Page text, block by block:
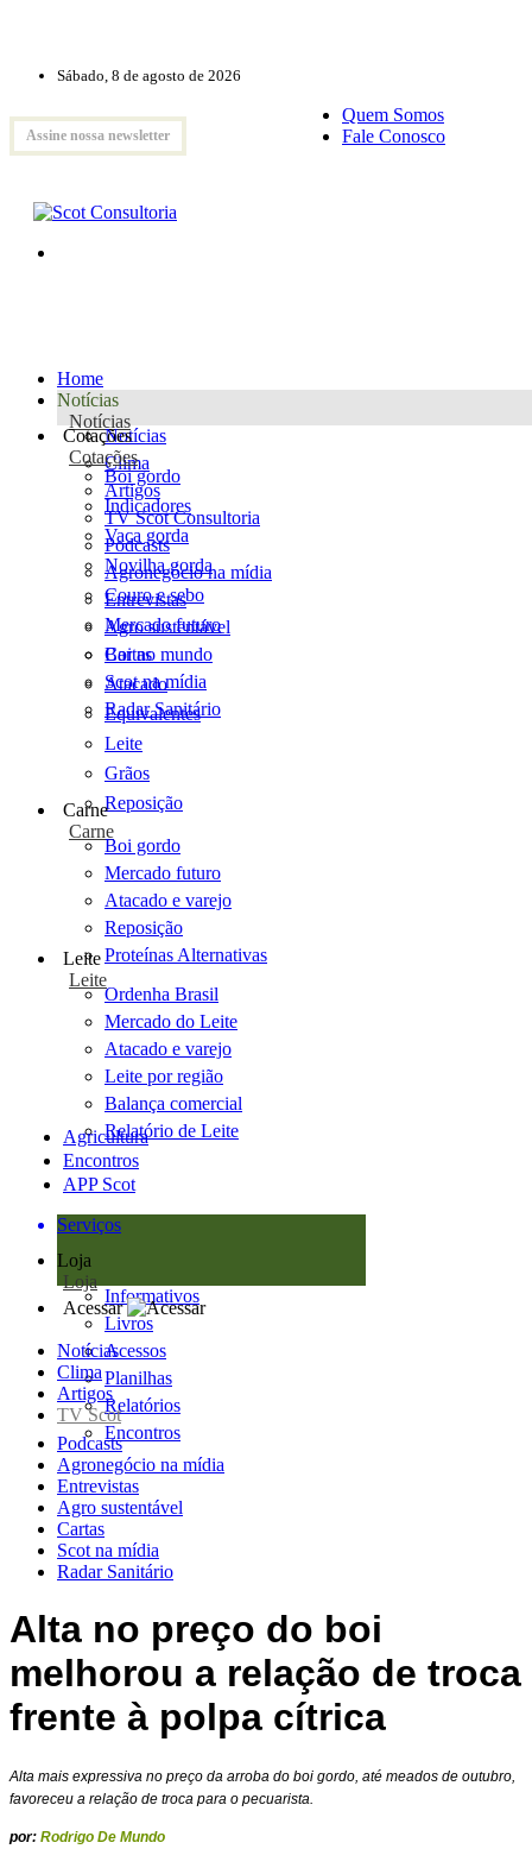
Sábado, 8 de agosto de 2026
Assine nossa newsletter
Quem Somos
Fale Conosco
Home
Notícias
Notícias
Notícias
Clima
Artigos
TV Scot Consultoria
Podcasts
Agronegócio na mídia
Entrevistas
Agro sustentável
Cartas
Scot na mídia
Radar Sanitário
Cotações
Cotações
Boi gordo
Indicadores
Vaca gorda
Novilha gorda
Couro e sebo
Mercado futuro
Boi no mundo
Atacado
Equivalentes
Leite
Grãos
Reposição
Carne
Carne
Boi gordo
Mercado futuro
Atacado e varejo
Reposição
Proteínas Alternativas
Leite
Leite
Ordenha Brasil
Mercado do Leite
Atacado e varejo
Leite por região
Balança comercial
Relatório de Leite
Agricultura
Encontros
APP Scot
Serviços
Loja
Loja
Informativos
Livros
Acessos
Planilhas
Relatórios
Encontros
Acessar
Notícias
Clima
Artigos
TV Scot
Podcasts
Agronegócio na mídia
Entrevistas
Agro sustentável
Cartas
Scot na mídia
Radar Sanitário
Alta no preço do boi
melhorou a relação de troca
frente à polpa cítrica
Alta mais expressiva no preço da arroba do boi gordo, até meados de outubro,
favoreceu a relação de troca para o pecuarista.
por: Rodrigo De Mundo